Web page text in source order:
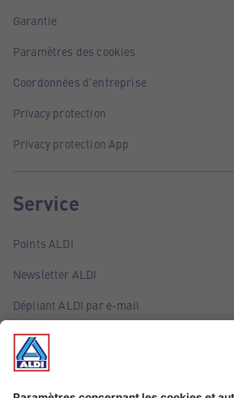
Garantie
Paramètres des cookies
Coordonnées d'entreprise
Privacy protection
Privacy protection App
Service
Points ALDI
Newsletter ALDI
Dépliant ALDI par e-mail
Offres
Infos essentielles